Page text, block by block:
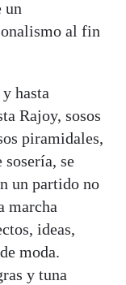
un
al fin
hasta
Rajoy, sosos
piramidales,
se
un partido no
marcha
ideas,
moda.
y tuna